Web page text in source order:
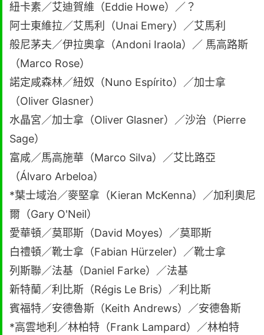
紐卡素／艾迪賀維（Eddie Howe）／？
阿士東維拉／艾馬利（Unai Emery）／艾馬利
般尼茅夫／伊拉奧拿（Andoni Iraola）／ 馬高路斯
（Marco Rose）
諾定咸森林／紐奴（Nuno Espírito）／加士拿
（Oliver Glasner）
水晶宮／加士拿（Oliver Glasner）／沙治（Pierre
Sage）
富咸／馬高施華（Marco Silva）／艾比路亞
（Álvaro Arbeloa）
*葉士域治／麥堅拿（Kieran McKenna）／加利奧尼
爾（Gary O'Neil）
愛華頓／莫耶斯（David Moyes）／莫耶斯
白禮頓／靴士拿（Fabian Hürzeler）／靴士拿
列斯聯／法基（Daniel Farke）／法基
新特蘭／利比斯（Régis Le Bris）／利比斯
賓福特／安德魯斯（Keith Andrews）／安德魯斯
*高雲地利／林柏特（Frank Lampard）／林柏特